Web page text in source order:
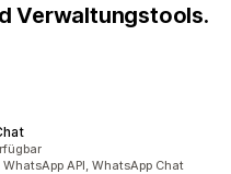
Verwaltungstools.
API, WhatsApp Chat